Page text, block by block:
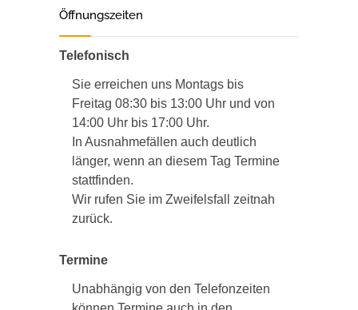
Öffnungszeiten
Telefonisch
Sie erreichen uns Montags bis
Freitag 08:30 bis 13:00 Uhr und von
14:00 Uhr bis 17:00 Uhr.
In Ausnahmefällen auch deutlich
länger, wenn an diesem Tag Termine
stattfinden.
Wir rufen Sie im Zweifelsfall zeitnah
zurück.
Termine
Unabhängig von den Telefonzeiten